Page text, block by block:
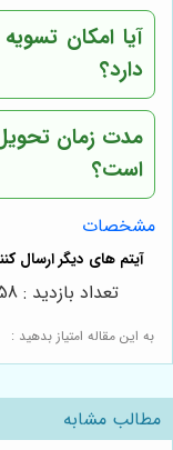
آیا امکان
دارد؟
مدت زمان
است؟
مشخصات
به این مقاله امتیاز بدهید :
تعداد بازدید : 258
مطالب مشابه